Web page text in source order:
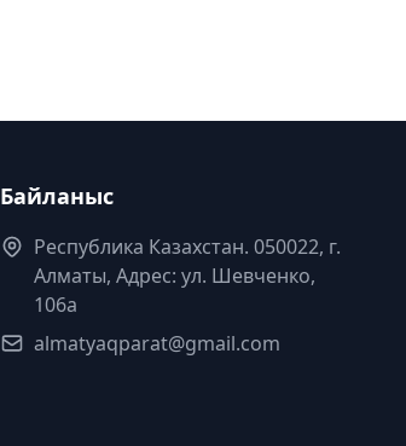
Байланыс
Республика Казахстан. 050022, г.
Алматы, Адрес: ул. Шевченко,
106а
almatyaqparat@gmail.com